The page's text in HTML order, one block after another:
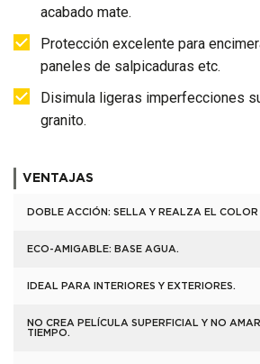
acabado mate.
Protección excelente para
paneles de salpicaduras etc.
Disimula ligeras imperfecciones
granito.
VENTAJAS
DOBLE ACCIÓN: SELLA Y REALZA EL COLOR
ECO-AMIGABLE: BASE AGUA.
IDEAL PARA INTERIORES Y EXTERIORES.
NO CREA PELÍCULA SUPERFICIAL Y NO
TIEMPO.